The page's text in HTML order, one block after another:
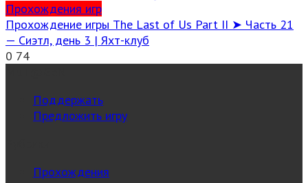
Прохождения игр
Прохождение игры The Last of Us Part II ➤ Часть 21
— Сиэтл, день 3 | Яхт-клуб
0 74
Поддержать
Предложить игру
Прохождения